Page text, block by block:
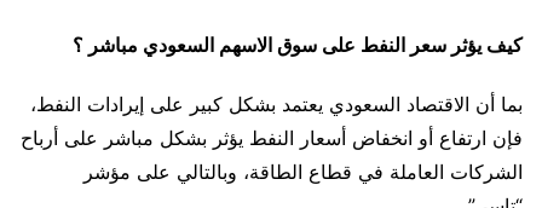
كيف يؤثر سعر النفط على سوق الاسهم السعودي مباشر ؟
بما أن الاقتصاد السعودي يعتمد بشكل كبير على إيرادات النفط،
فإن ارتفاع أو انخفاض أسعار النفط يؤثر بشكل مباشر على أرباح
الشركات العاملة في قطاع الطاقة، وبالتالي على مؤشر